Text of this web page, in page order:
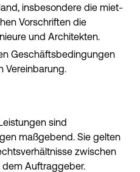
insbesondere die miet-
Vorschriften die
und Architekten.
Geschäftsbedingungen
Vereinbarung.
sind
maßgebend. Sie gelten
zwischen
Auftraggeber.